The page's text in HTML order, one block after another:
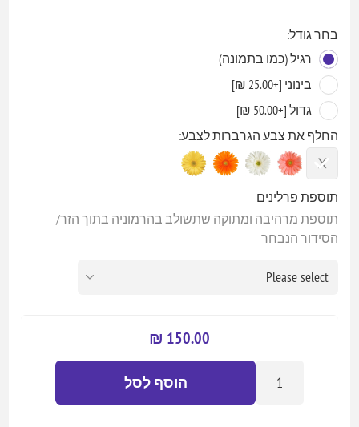
בחר גודל:
רגיל (כמו בתמונה)
בינוני [+25.00 ₪]
גדול [+50.00 ₪]
החלף את צבע הגרברות לצבע:
תוספת פרלינים
תוספת מרהיבה ומתוקה שתשולב בהרמוניה בתוך הזר/
הסידור הנבחר
150.00 ₪
הוסף לסל